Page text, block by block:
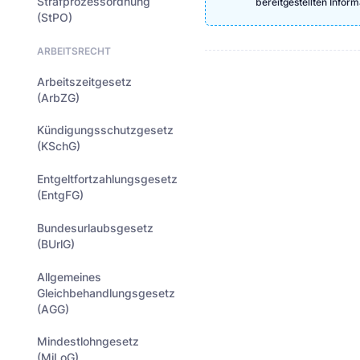
(StPO)
ARBEITSRECHT
Arbeitszeitgesetz
(ArbZG)
Kündigungsschutzgesetz
(KSchG)
Entgeltfortzahlungsgesetz
(EntgFG)
Bundesurlaubsgesetz
(BUrlG)
Allgemeines
Gleichbehandlungsgesetz
(AGG)
Mindestlohngesetz